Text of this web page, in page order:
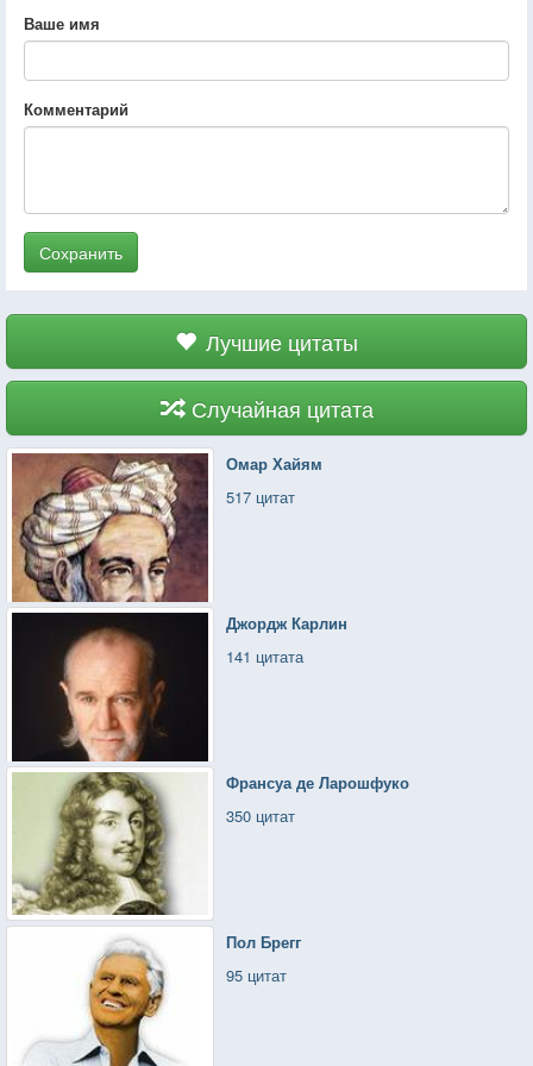
Ваше имя
Комментарий
Сохранить
Лучшие цитаты
Случайная цитата
Омар Хайям
517 цитат
Джордж Карлин
141 цитата
Франсуа де Ларошфуко
350 цитат
Пол Брегг
95 цитат